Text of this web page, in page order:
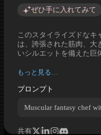
ぜひ手に入れてみて
このスタイライズドなキ
は、誇張された筋肉、大
いシルエットを備えた巨
ンという定番の料理人ら
巨大な肉切り包丁がポー
調しています。汚れたエ
ークユーモアのあるゲー
もっと見る…
プロンプト
Muscular fantasy chef
共有